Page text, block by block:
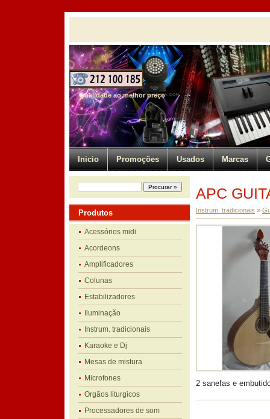
Qualidade ao melhor preço
Inicio Promoções Usados Marcas
Produtos
Acessórios midi
Acordeons
Amplificadores
Colunas
Estabilizadores
Iluminação
Instrum. tradicionais
Karaoke e Dj
Mesas de mistura
Microfones
Orgãos liturgicos
Processadores de som
APC
Instrum. tradicionais »
2 sanefas e